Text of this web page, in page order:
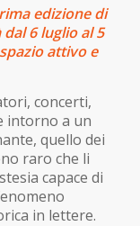
edizione di
6 luglio al 5
attivo e
concerti,
intorno a un
quello dei
raro che li
capace di
in lettere.